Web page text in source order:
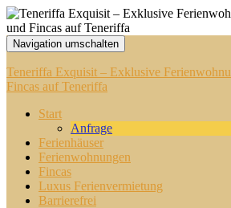
Navigation umschalten
Teneriffa Exquisit – Exklusive
Fincas auf Teneriffa
Start
Anfrage
Ferienhäuser
Ferienwohnungen
Fincas
Luxus Ferienvermietung
Barrierefrei